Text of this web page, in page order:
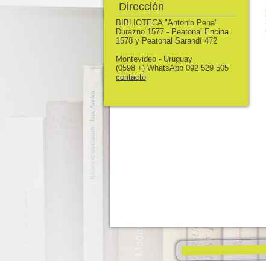
Dirección
BIBLIOTECA "Antonio Pena"
Durazno 1577 - Peatonal Encina
1578 y Peatonal Sarandí 472
Montevideo - Uruguay
(0598 +) WhatsApp 092 529 505
contacto